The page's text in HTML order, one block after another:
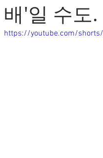
배'일 수도.
https://youtube.com/shorts/